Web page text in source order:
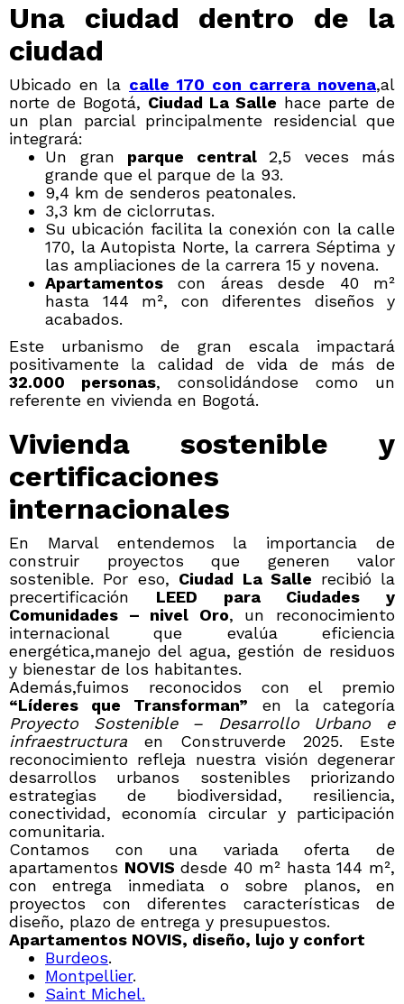
Una ciudad dentro de la
ciudad
Ubicado en la calle 170 con carrera novena,al
norte de Bogotá, Ciudad La Salle hace parte de
un plan parcial principalmente residencial que
integrará:
Un gran parque central 2,5 veces más
grande que el parque de la 93.
9,4 km de senderos peatonales.
3,3 km de ciclorrutas.
Su ubicación facilita la conexión con la calle
170, la Autopista Norte, la carrera Séptima y
las ampliaciones de la carrera 15 y novena.
Apartamentos con áreas desde 40 m²
hasta 144 m², con diferentes diseños y
acabados.
Este urbanismo de gran escala impactará
positivamente la calidad de vida de más de
32.000 personas, consolidándose como un
referente en vivienda en Bogotá.
Vivienda sostenible y
certificaciones
internacionales
En Marval entendemos la importancia de
construir proyectos que generen valor
sostenible. Por eso, Ciudad La Salle recibió la
precertificación LEED para Ciudades y
Comunidades – nivel Oro, un reconocimiento
internacional que evalúa eficiencia
energética,manejo del agua, gestión de residuos
y bienestar de los habitantes.
Además,fuimos reconocidos con el premio
“Líderes que Transforman” en la categoría
Proyecto Sostenible – Desarrollo Urbano e
infraestructura en Construverde 2025. Este
reconocimiento refleja nuestra visión degenerar
desarrollos urbanos sostenibles priorizando
estrategias de biodiversidad, resiliencia,
conectividad, economía circular y participación
comunitaria.
Contamos con una variada oferta de
apartamentos NOVIS desde 40 m² hasta 144 m²,
con entrega inmediata o sobre planos, en
proyectos con diferentes características de
diseño, plazo de entrega y presupuestos.
Apartamentos NOVIS, diseño, lujo y confort
Burdeos.
Montpellier.
Saint Michel.